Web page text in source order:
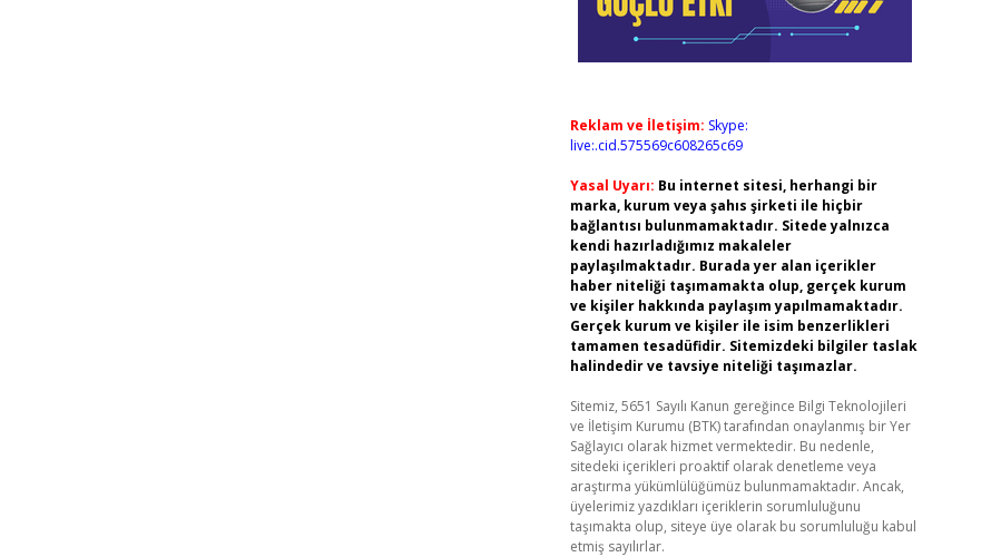
Reklam ve İletişim: Skype:
live:.cid.575569c608265c69
Yasal Uyarı: Bu internet sitesi, herhangi bir
marka, kurum veya şahıs şirketi ile hiçbir
bağlantısı bulunmamaktadır. Sitede yalnızca
kendi hazırladığımız makaleler
paylaşılmaktadır. Burada yer alan içerikler
haber niteliği taşımamakta olup, gerçek kurum
ve kişiler hakkında paylaşım yapılmamaktadır.
Gerçek kurum ve kişiler ile isim benzerlikleri
tamamen tesadüfidir. Sitemizdeki bilgiler taslak
halindedir ve tavsiye niteliği taşımazlar.
Sitemiz, 5651 Sayılı Kanun gereğince Bilgi Teknolojileri
ve İletişim Kurumu (BTK) tarafından onaylanmış bir Yer
Sağlayıcı olarak hizmet vermektedir. Bu nedenle,
sitedeki içerikleri proaktif olarak denetleme veya
araştırma yükümlülüğümüz bulunmamaktadır. Ancak,
üyelerimiz yazdıkları içeriklerin sorumluluğunu
taşımakta olup, siteye üye olarak bu sorumluluğu kabul
etmiş sayılırlar.